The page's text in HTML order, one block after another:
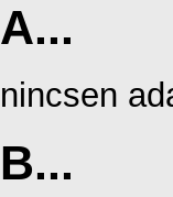
A...
nincsen
B...